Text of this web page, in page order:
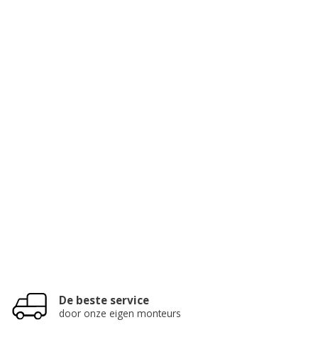
De beste service
door onze eigen monteurs